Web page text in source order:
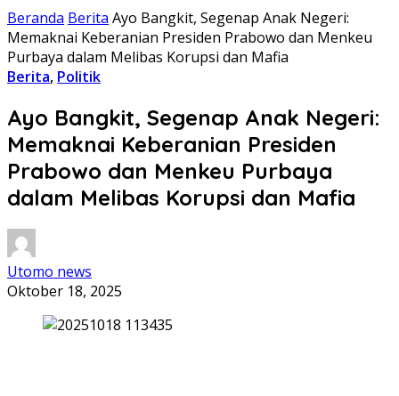
Beranda Berita Ayo Bangkit, Segenap Anak Negeri:
Memaknai Keberanian Presiden Prabowo dan Menkeu
Purbaya dalam Melibas Korupsi dan Mafia
Berita, Politik
Ayo Bangkit, Segenap Anak Negeri:
Memaknai Keberanian Presiden
Prabowo dan Menkeu Purbaya
dalam Melibas Korupsi dan Mafia
Utomo news
Oktober 18, 2025